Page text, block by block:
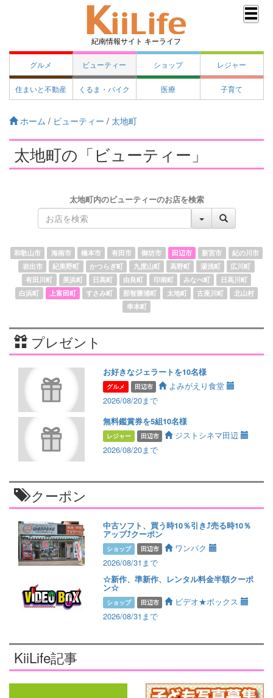
紀南情報サイト キーライフ
グルメ ビューティー ショップ レジャー
住まいと不動産 くるま・バイク 医療 子育て
ホーム / ビューティー / 太地町
太地町の「ビューティー」
太地町内のビューティーのお店を検索
和歌山市 海南市 橋本市 有田市 御坊市 田辺市 新宮市
紀の川市
岩出市
紀美野町 かつらぎ町 九度山町 高野町 湯浅町
広川町
有田川町
美浜町 日高町 由良町 印南町 みなべ町
日高川町
白浜町
上富田町 すさみ町 那智勝浦町 太地町 古座川町
北山村
串本町
プレゼント
お好きなジェラートを10名様
グルメ 田辺市
よみがえり食堂
2026/08/20まで
無料鑑賞券を5組10名様
レジャー 田辺市
ジストシネマ田辺
2026/08/20まで
クーポン
中古ソフト、買う時10％引き⤴️売る時10％
アップ⤴️クーポン
ショップ 田辺市
ワンパク
2026/08/31まで
☆新作、準新作、レンタル料金半額クーポ
ン☆
ショップ 田辺市
ビデオ★ボックス
2026/08/31まで
KiiLife記事